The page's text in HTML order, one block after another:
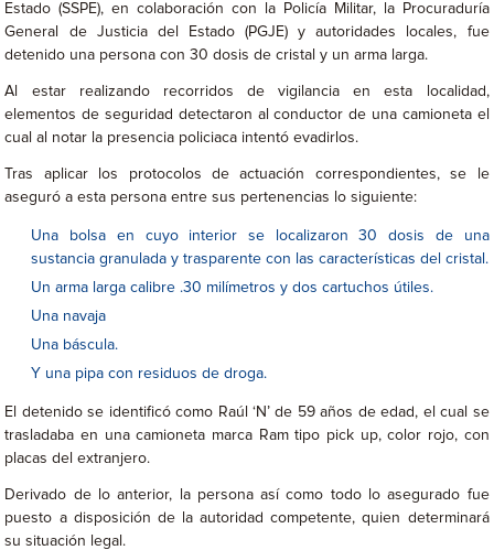
Estado (SSPE), en colaboración con la Policía Militar, la Procuraduría
General de Justicia del Estado (PGJE) y autoridades locales, fue
detenido una persona con 30 dosis de cristal y un arma larga.
Al estar realizando recorridos de vigilancia en esta localidad,
elementos de seguridad detectaron al conductor de una camioneta el
cual al notar la presencia policiaca intentó evadirlos.
Tras aplicar los protocolos de actuación correspondientes, se le
aseguró a esta persona entre sus pertenencias lo siguiente:
Una bolsa en cuyo interior se localizaron 30 dosis de una
sustancia granulada y trasparente con las características del cristal.
Un arma larga calibre .30 milímetros y dos cartuchos útiles.
Una navaja
Una báscula.
Y una pipa con residuos de droga.
El detenido se identificó como Raúl ‘N’ de 59 años de edad, el cual se
trasladaba en una camioneta marca Ram tipo pick up, color rojo, con
placas del extranjero.
Derivado de lo anterior, la persona así como todo lo asegurado fue
puesto a disposición de la autoridad competente, quien determinará
su situación legal.